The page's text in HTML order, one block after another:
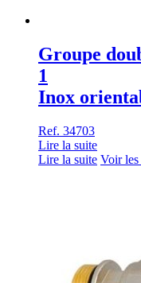
Groupe
1
Inox
Ref. 34703
Lire la suite
Lire la suite Voir les